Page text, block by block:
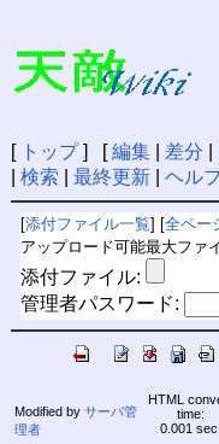
[ トップ] [編集| 差分
検索 最終更新| ヘル
[添付ファイル一覧] [全ペー
アップロード可能最大ファ
添付ファイル:
管理者パスワード:
Modified by サーバ管
理者
HTML
time:
0.001 sec.